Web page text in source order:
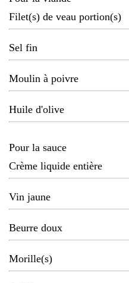
Filet(s) de veau portion(s)
Sel fin
Moulin à poivre
Huile d'olive
Pour la sauce
Crème liquide entière
Vin jaune
Beurre doux
Morille(s)